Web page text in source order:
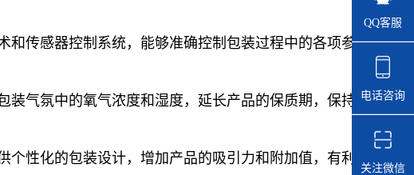
和传感器控制系统，能够准确控制包装过程中的各项参
气氛中的氧气浓度和湿度，延长产品的保质期，保持
性化的包装设计，增加产品的吸引力和附加值，有利
QQ客服
电话咨询
关注微信